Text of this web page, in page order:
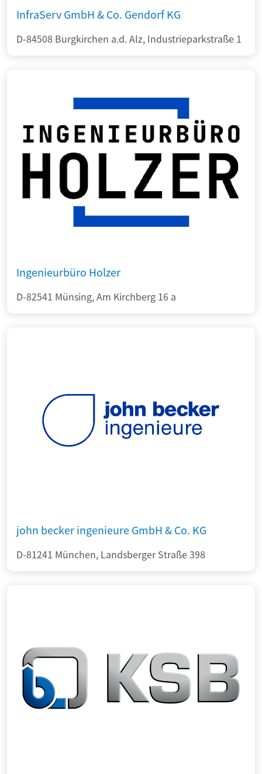
InfraServ GmbH & Co. Gendorf KG
D-84508 Burgkirchen a.d. Alz, Industrieparkstraße 1
Ingenieurbüro Holzer
D-82541 Münsing, Am Kirchberg 16 a
john becker ingenieure GmbH & Co. KG
D-81241 München, Landsberger Straße 398